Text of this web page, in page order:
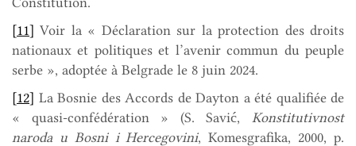
[11] Voir la « Déclaration sur la protection des droits
nationaux et politiques et l’avenir commun du peuple
serbe », adoptée à Belgrade le 8 juin 2024.
[12] La Bosnie des Accords de Dayton a été qualifiée de
« quasi-confédération » (S. Savić, Konstitutivnost
naroda u Bosni i Hercegovini, Komesgrafika, 2000, p.